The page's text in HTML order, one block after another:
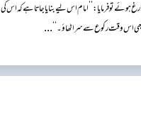
تو فرمایا: ’’امام اس لیے بنایا جاتا ہے کہ اس کی
اس وقت رکوع سے سر اٹھاؤ۔‘‘...